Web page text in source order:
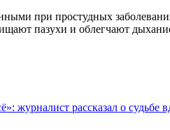
при простудных
пазухи и облегчают
журналист рассказал о